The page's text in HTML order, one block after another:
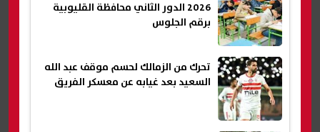
2026 الدور الثاني محافظة القليوبية
برقم الجلوس
تحرك من الزمالك لحسم موقف عبد الله
السعيد بعد غيابه عن معسكر الفريق